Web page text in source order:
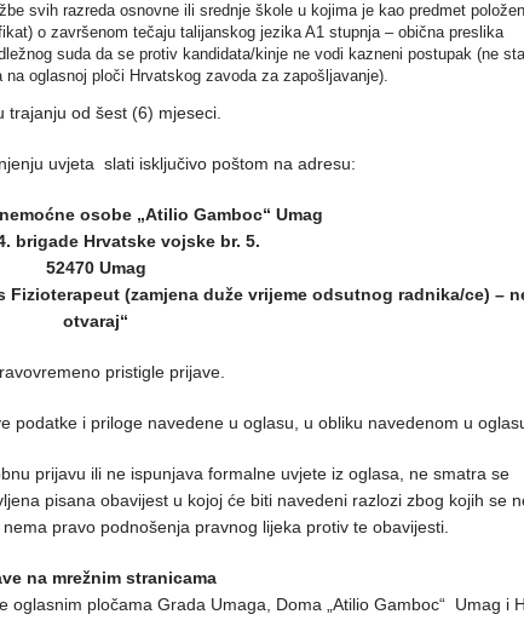
svih razreda osnovne ili srednje škole u kojima je kao predmet položen
o završenom tečaju talijanskog jezika A1 stupnja – obična preslika
suda da se protiv kandidata/kinje ne vodi kazneni postupak (ne
oglasnoj ploči Hrvatskog zavoda za zapošljavanje).
trajanju od šest (6) mjeseci.
uvjeta slati isključivo poštom na adresu:
osobe „Atilio Gamboc“ Umag
brigade Hrvatske vojske br. 5.
52470 Umag
(zamjena duže vrijeme odsutnog radnika/ce) –
otvaraj“
pristigle prijave.
podatke i priloge navedene u oglasu, u obliku navedenom u
prijavu ili ne ispunjava formalne uvjete iz oglasa, ne smatra se
pisana obavijest u kojoj će biti navedeni razlozi zbog kojih se
pravo podnošenja pravnog lijeka protiv te obavijesti.
na mrežnim stranicama
oglasnim pločama Grada Umaga, Doma „Atilio Gamboc“ Umag i